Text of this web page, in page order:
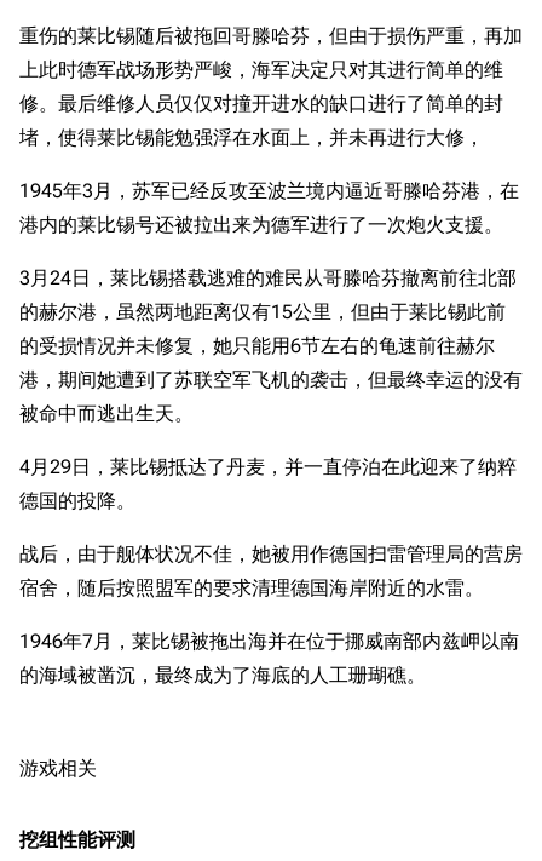
重伤的莱比锡随后被拖回哥滕哈芬，但由于损伤严重，再加
上此时德军战场形势严峻，海军决定只对其进行简单的维
修。最后维修人员仅仅对撞开进水的缺口进行了简单的封
堵，使得莱比锡能勉强浮在水面上，并未再进行大修，
1945年3月，苏军已经反攻至波兰境内逼近哥滕哈芬港，在
港内的莱比锡号还被拉出来为德军进行了一次炮火支援。
3月24日，莱比锡搭载逃难的难民从哥滕哈芬撤离前往北部
的赫尔港，虽然两地距离仅有15公里，但由于莱比锡此前
的受损情况并未修复，她只能用6节左右的龟速前往赫尔
港，期间她遭到了苏联空军飞机的袭击，但最终幸运的没有
被命中而逃出生天。
4月29日，莱比锡抵达了丹麦，并一直停泊在此迎来了纳粹
德国的投降。
战后，由于舰体状况不佳，她被用作德国扫雷管理局的营房
宿舍，随后按照盟军的要求清理德国海岸附近的水雷。
1946年7月，莱比锡被拖出海并在位于挪威南部内兹岬以南
的海域被凿沉，最终成为了海底的人工珊瑚礁。
游戏相关
挖组性能评测